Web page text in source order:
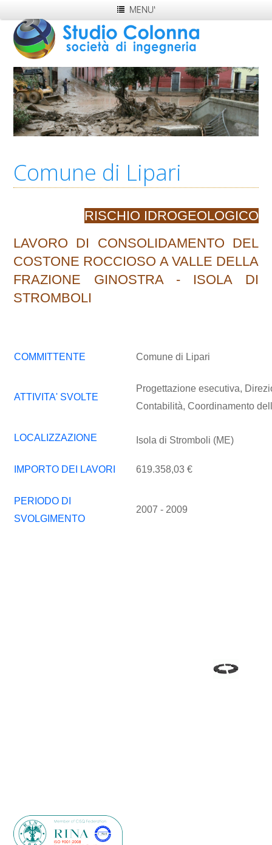
MENU'
Comune di Lipari
RISCHIO IDROGEOLOGICO
LAVORO DI CONSOLIDAMENTO DEL
COSTONE ROCCIOSO A VALLE DELLA
FRAZIONE GINOSTRA - ISOLA DI
STROMBOLI
COMMITTENTE Comune di Lipari
ATTIVITA' SVOLTE
Progettazione esecutiva,
Contabilità, Coordinamento
LOCALIZZAZIONE Isola di Stromboli (ME)
IMPORTO DEI LAVORI 619.358,03 €
PERIODO DI
SVOLGIMENTO
2007 - 2009